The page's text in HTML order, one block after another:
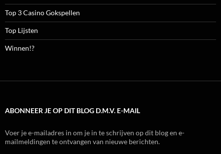
Top 3 Casino Gokspellen
Top Lijsten
Winnen!?
ABONNEER JE OP DIT BLOG D.M.V. E-MAIL
Voer je e-mailadres in om je in te schrijven op dit blog en e-
mailmeldingen te ontvangen van nieuwe berichten.